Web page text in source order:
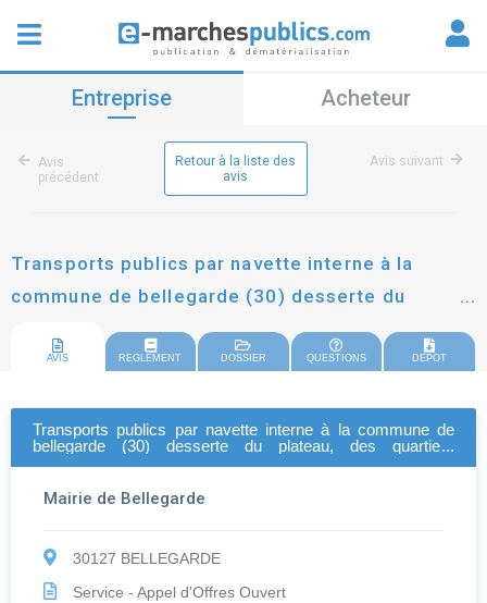
Entreprise Acheteur
Avis
précédent
Retour à la liste des
avis
Avis suivant
Transports publics par navette interne à la
commune de bellegarde (30) desserte du
plateau, des quartiers périphériques et du
centre bourg
AVIS REGLEMENT DOSSIER QUESTIONS DEPOT
Transports publics par navette interne à la commune de
bellegarde (30) desserte du plateau, des quartiers
Mairie de Bellegarde
30127 BELLEGARDE
Service - Appel d'Offres Ouvert